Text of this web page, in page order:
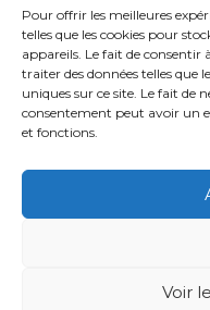
Pour offrir les meilleures
telles que les cookies pour
appareils. Le fait de consentir
traiter des données telles
uniques sur ce site. Le fait de
consentement peut avoir un
et fonctions.
Voir